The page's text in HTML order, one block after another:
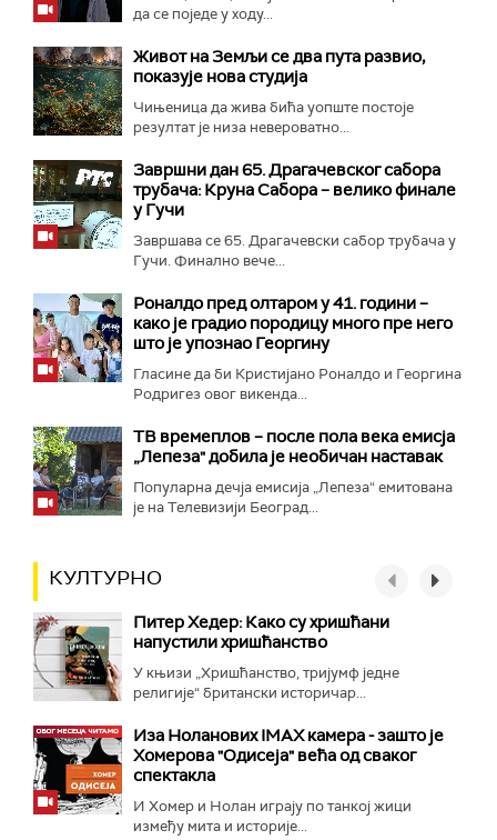
да се поједе у ходу...
Живот на Земљи се два пута развио,
показује нова студија
Чињеница да жива бића уопште постоје
резултат је низа невероватно...
Завршни дан 65. Драгачевског сабора
трубача: Круна Сабора – велико финале
у Гучи
Завршава се 65. Драгачевски сабор трубача у
Гучи. Финално вече...
Роналдо пред олтаром у 41. години –
како је градио породицу много пре него
што је упознао Георгину
Гласине да би Кристијано Роналдо и Георгина
Родригез овог викенда...
ТВ времеплов – после пола века емисја
„Лепеза" добила је необичан наставак
Популарна дечја емисија „Лепеза“ емитована
је на Телевизији Београд...
КУЛТУРНО
Питер Хедер: Како су хришћани
напустили хришћанство
У књизи „Хришћанство, тријумф једне
религије“ британски историчар...
Иза Ноланових IMAX камера - зашто је
Хомерова "Одисеја" већа од сваког
спектакла
И Хомер и Нолан играју по танкој жици
између мита и историје...